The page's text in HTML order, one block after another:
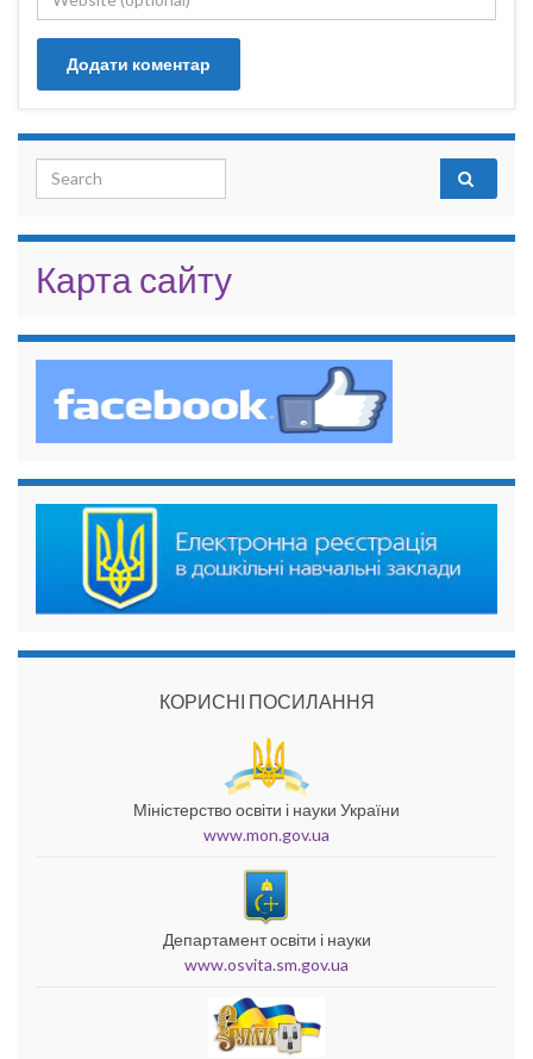
Search for:
Карта сайту
КОРИСНІ ПОСИЛАННЯ
Міністерство освіти і науки України
www.mon.gov.ua
Департамент освіти і науки
www.osvita.sm.gov.ua